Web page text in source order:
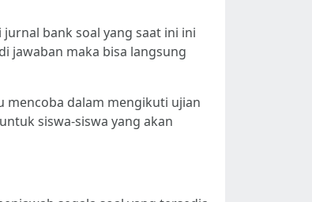
bank soal yang saat ini ini
jawaban maka bisa langsung
mencoba dalam mengikuti ujian
siswa-siswa yang akan